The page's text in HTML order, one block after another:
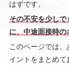
はずです。
その不安を少しで
に、中途面接時の
このページでは
イントをまとめて